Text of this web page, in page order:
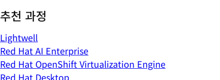
추천 과정
Lightwell
Red Hat AI Enterprise
Red Hat OpenShift Virtualization Engine
Red Hat Desktop